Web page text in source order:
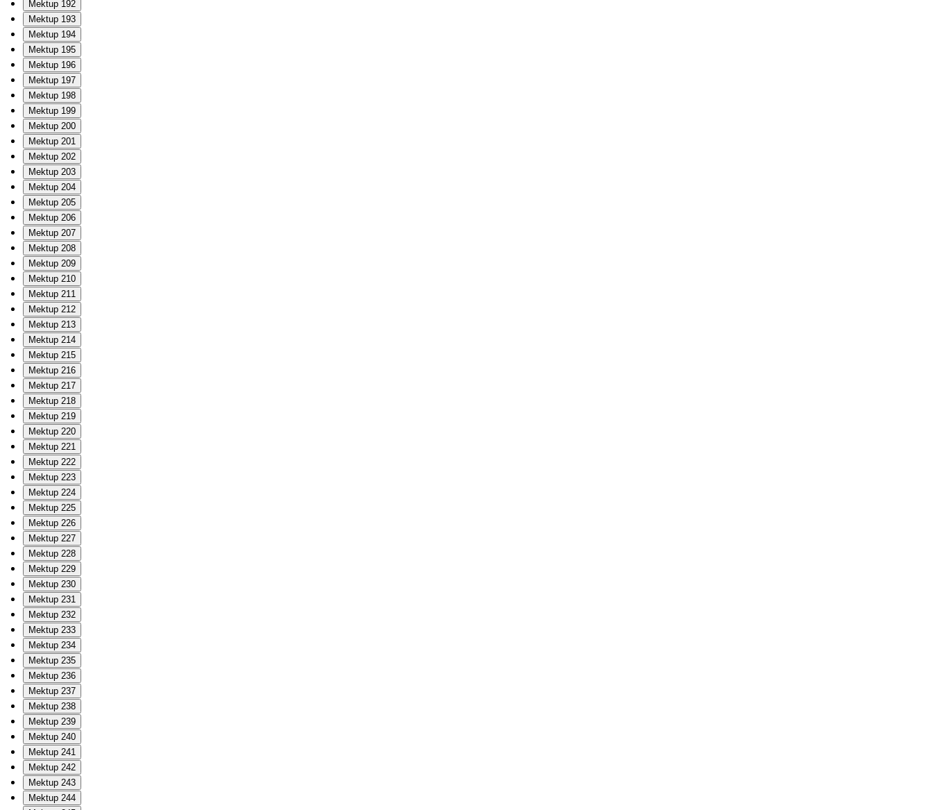
Mektup 192
Mektup 193
Mektup 194
Mektup 195
Mektup 196
Mektup 197
Mektup 198
Mektup 199
Mektup 200
Mektup 201
Mektup 202
Mektup 203
Mektup 204
Mektup 205
Mektup 206
Mektup 207
Mektup 208
Mektup 209
Mektup 210
Mektup 211
Mektup 212
Mektup 213
Mektup 214
Mektup 215
Mektup 216
Mektup 217
Mektup 218
Mektup 219
Mektup 220
Mektup 221
Mektup 222
Mektup 223
Mektup 224
Mektup 225
Mektup 226
Mektup 227
Mektup 228
Mektup 229
Mektup 230
Mektup 231
Mektup 232
Mektup 233
Mektup 234
Mektup 235
Mektup 236
Mektup 237
Mektup 238
Mektup 239
Mektup 240
Mektup 241
Mektup 242
Mektup 243
Mektup 244